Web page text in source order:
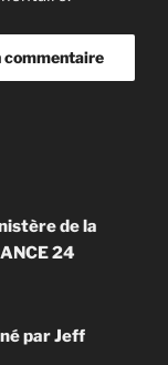
de la
24
par Jeff